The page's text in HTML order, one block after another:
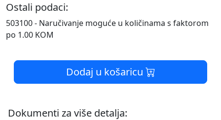
Ostali podaci:
503100 - Naručivanje moguće u količinama s faktorom
po 1.00 KOM
Dodaj u košaricu
Dokumenti za više detalja: